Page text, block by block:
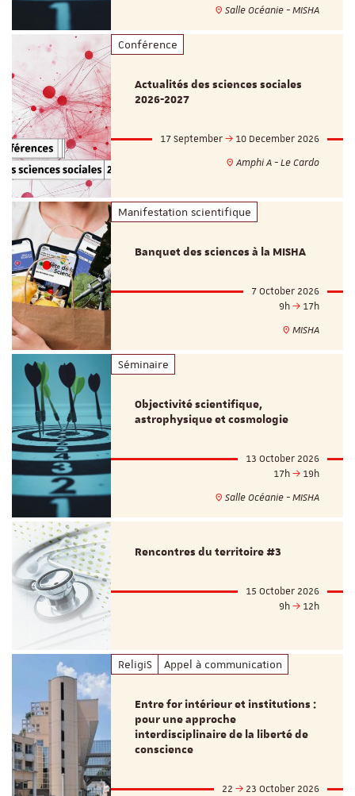
Salle Océanie - MISHA
Conférence
Actualités des sciences sociales
2026-2027
17 September
10 December 2026
Amphi A - Le Cardo
Manifestation scientifique
Banquet des sciences à la MISHA
7 October 2026
9h
17h
MISHA
Séminaire
Objectivité scientifique,
astrophysique et cosmologie
13 October 2026
17h
19h
Salle Océanie - MISHA
Rencontres du territoire #3
15 October 2026
9h
12h
ReligiS Appel à communication
Entre for intérieur et institutions :
pour une approche
interdisciplinaire de la liberté de
conscience
22
23 October 2026